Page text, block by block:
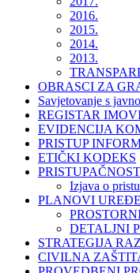
2016.
2015.
2014.
2013.
OBRASCI ZA
Savjetovanje s
REGISTAR
EVIDENCIJA
PRISTUP
ETIČKI KODEKS
PRISTUPAČNOST
Izjava o
PLANOVI
DETALJNI
STRATEGIJA
CIVILNA